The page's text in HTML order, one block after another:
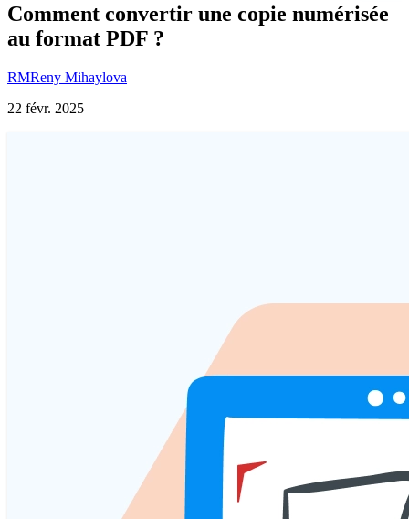
Comment convertir une copie numérisée
au format PDF ?
RMReny Mihaylova
22 févr. 2025